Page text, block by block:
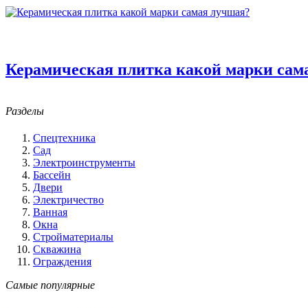
Керамическая плитка какой марки
Разделы
Спецтехника
Сад
Электроинструменты
Бассейн
Двери
Электричество
Ванная
Окна
Стройматериалы
Скважина
Ограждения
Самые популярные